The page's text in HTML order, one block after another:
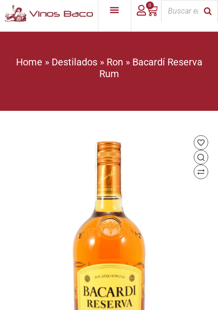
0
Home » Destilados» Ron » Bacardí Reserva
Rum